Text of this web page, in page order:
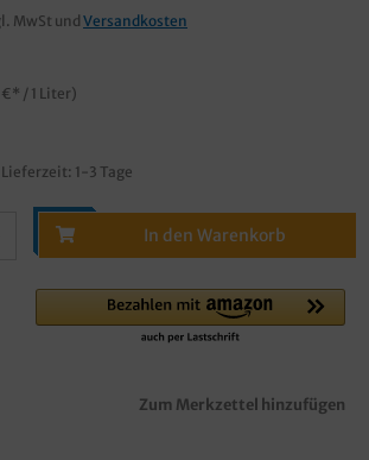
MwSt undVersandkosten
/ 1 Liter)
1-3 Tage
In den Warenkorb
Zum Merkzettel hinzufügen